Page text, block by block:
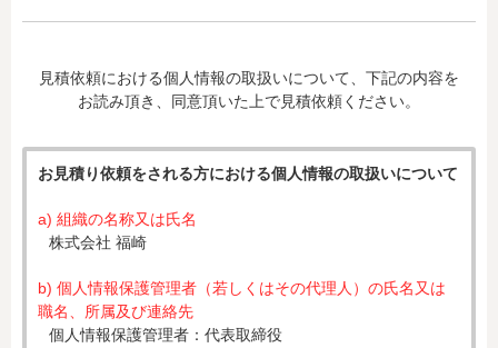
見積依頼における個人情報の取扱いについて、下記の内容を
お読み頂き、同意頂いた上で見積依頼ください。
お見積り依頼をされる方における個人情報の取扱いについて
a) 組織の名称又は氏名
株式会社 福崎
b) 個人情報保護管理者（若しくはその代理人）の氏名又は
職名、所属及び連絡先
個人情報保護管理者：代表取締役